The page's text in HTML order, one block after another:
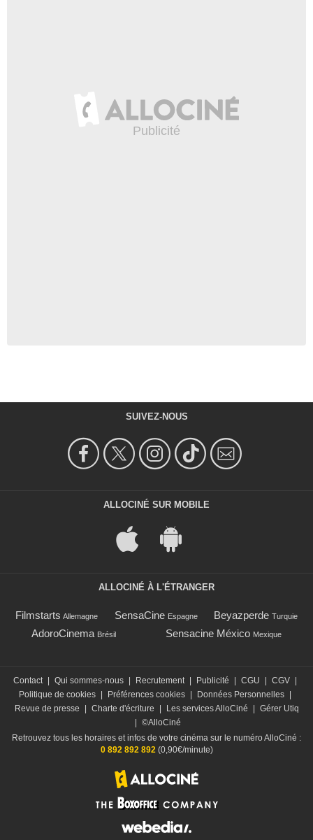
SUIVEZ-NOUS
ALLOCINÉ SUR MOBILE
ALLOCINÉ À L'ÉTRANGER
Filmstarts Allemagne SensaCine Espagne Beyazperde Turquie
AdoroCinema Brésil Sensacine México Mexique
Contact Qui sommes-nous Recrutement Publicité CGU CGV
Politique de cookies
Préférences cookies Données Personnelles
Revue de presse
Charte d'écriture Les services AlloCiné
Gérer Utiq
©AlloCiné
Retrouvez tous les horaires et infos de votre cinéma sur le numéro AlloCiné :
0 892 892 892(0,90€/minute)